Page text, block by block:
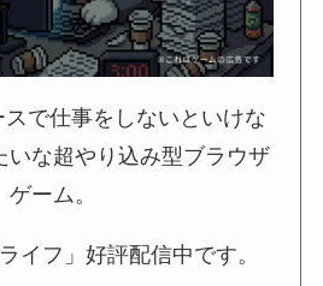
で仕事をしないといけな
いな超やり込み型ブラウザ
ゲーム。
イフ」好評配信中です。